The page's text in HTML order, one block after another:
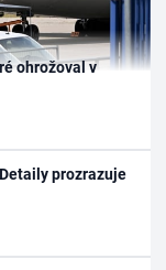
ohrožoval v
prozrazuje